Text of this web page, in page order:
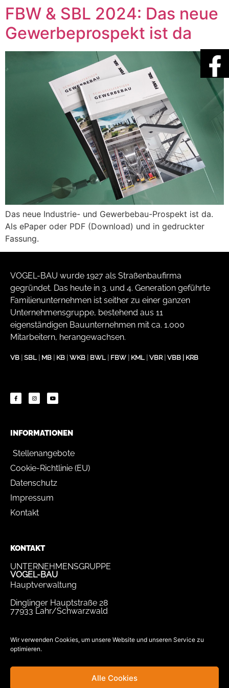
Wir verwenden Cookies, um unsere Website und unseren Service zu
optimieren.
Alle Cookies
FBW & SBL 2024: Das neue
Gewerbeprospekt ist da
Das neue Industrie- und Gewerbebau-Prospekt ist da.
Als ePaper oder PDF (Download) und in gedruckter
Fassung.
VOGEL-BAU wurde 1927 als Straßenbaufirma
gegründet. Das heute in 3. und 4. Generation geführte
Familienunternehmen ist seither zu einer ganzen
Unternehmensgruppe, bestehend aus 11
eigenständigen Bauunternehmen mit ca. 1.000
Mitarbeitern, herangewachsen.
VB SBL MB KB WKB BWL FBW KML VBR| VBB KRB
INFORMATIONEN
Stellenangebote
Cookie-Richtlinie (EU)
Datenschutz
Impressum
Kontakt
KONTAKT
UNTERNEHMENSGRUPPE
VOGEL-BAU
Hauptverwaltung
Dinglinger Hauptstraße 28
77933 Lahr/Schwarzwald
bewerbung@vogel-bau.de
info@vogel-bau.de